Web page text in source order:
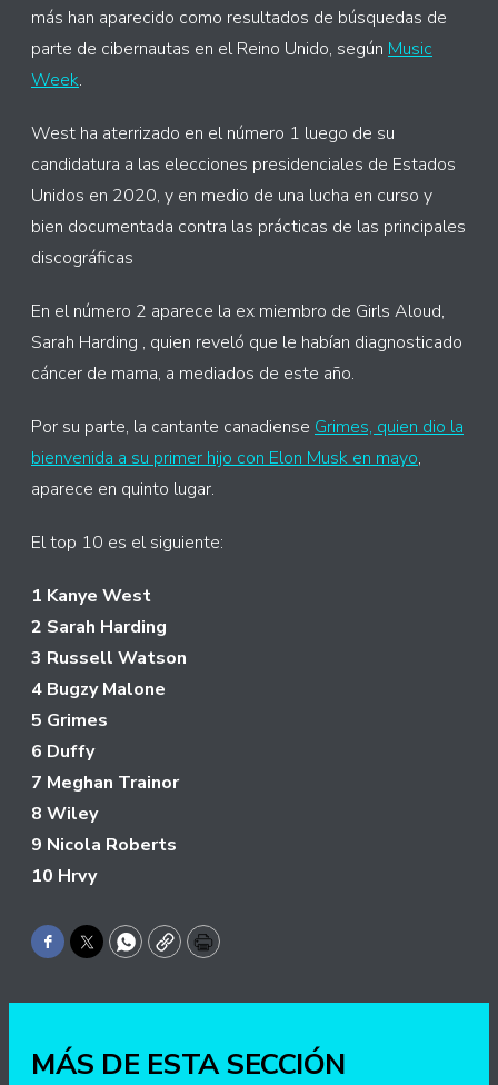
más han aparecido como resultados de búsquedas de
parte de cibernautas en el Reino Unido, según Music
Week.
West ha aterrizado en el número 1 luego de su
candidatura a las elecciones presidenciales de Estados
Unidos en 2020, y en medio de una lucha en curso y
bien documentada contra las prácticas de las principales
discográficas
En el número 2 aparece la ex miembro de Girls Aloud,
Sarah Harding , quien reveló que le habían diagnosticado
cáncer de mama, a mediados de este año.
Por su parte, la cantante canadiense Grimes, quien dio la
bienvenida a su primer hijo con Elon Musk en mayo,
aparece en quinto lugar.
El top 10 es el siguiente:
1 Kanye West
2 Sarah Harding
3 Russell Watson
4 Bugzy Malone
5 Grimes
6 Duffy
7 Meghan Trainor
8 Wiley
9 Nicola Roberts
10 Hrvy
Facebook
TwitterWhatsApp
CopyPrint
MÁS DE ESTA SECCIÓN